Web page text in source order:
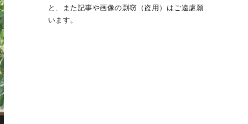
と、また記事や画像の剽窃（盗用）はご遠慮願
います。